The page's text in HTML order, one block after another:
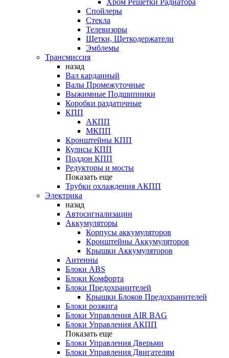
Хром Решетки Радиатора
Спойлеры
Стекла
Телевизоры
Щетки, Щеткодержатели
Эмблемы
Трансмиссия
назад
Вал карданный
Валы Промежуточные
Выжимные Подшипники
Коробки раздаточные
КПП
АКПП
МКПП
Кронштейны КПП
Кулисы КПП
Поддон КПП
Редукторы и мосты
Показать еще
Трубки охлаждения АКПП
Электрика
назад
Автосигнализации
Аккумуляторы
Корпусы аккумуляторов
Кронштейны Аккумуляторов
Крышки Аккумуляторов
Антенны
Блоки ABS
Блоки Комфорта
Блоки Предохранителей
Крышки Блоков Предохранителей
Блоки розжига
Блоки Управления AIR BAG
Блоки Управления АКПП
Показать еще
Блоки Управления Дверьми
Блоки Управления Двигателям